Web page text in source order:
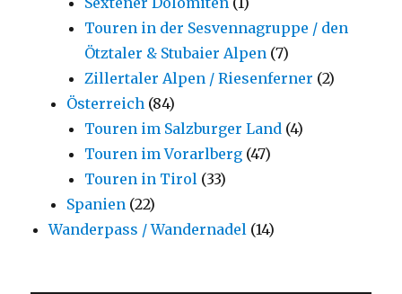
Touren in der Sesvennagruppe / den
Ötztaler & Stubaier Alpen (7)
Zillertaler Alpen / Riesenferner (2)
Österreich (84)
Touren im Salzburger Land (4)
Touren im Vorarlberg (47)
Touren in Tirol (33)
Spanien (22)
Wanderpass / Wandernadel (14)